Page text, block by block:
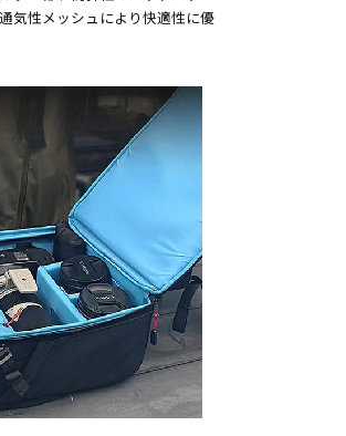
気性メッシュにより快適性に優